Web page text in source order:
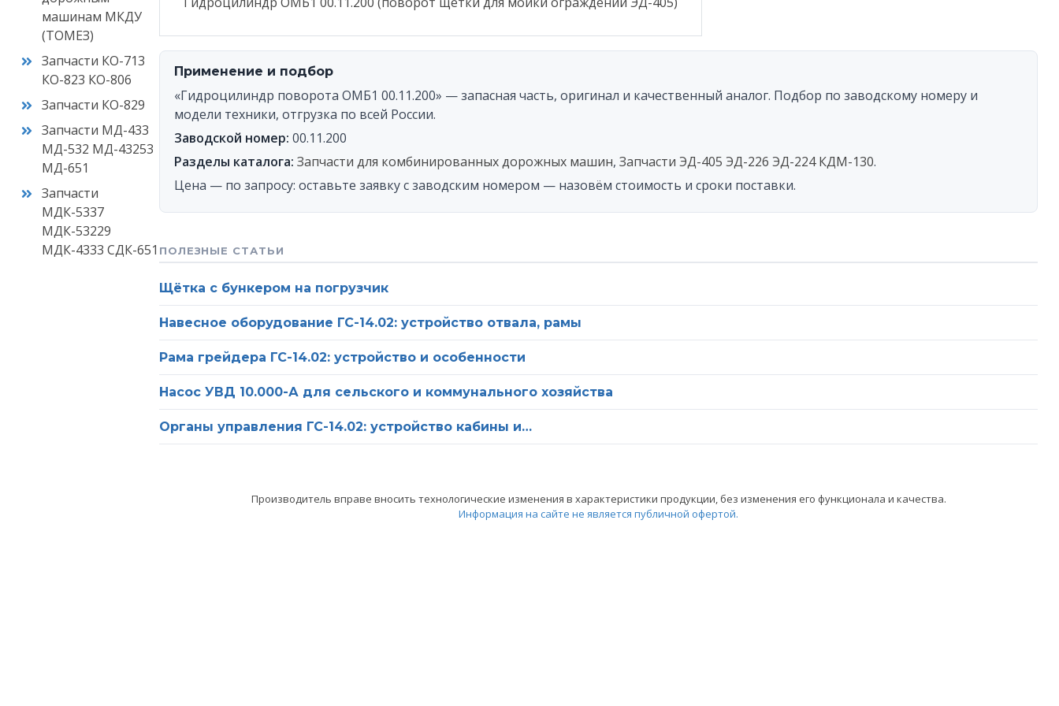
Ваш телефон
Оставьте это поле пустым.
персональных данных, а также сполитикой конфиденциальности
машинам МКДУ
(ТОМЕЗ)
Запчасти КО-713
КО-823 КО-806
Запчасти КО-829
Запчасти МД-433
МД-532 МД-43253
МД-651
Запчасти
МДК-5337
МДК-53229
МДК-4333 СДК-651
Применение и подбор
«Гидроцилиндр поворота ОМБ1 00.11.200» — запасная часть, оригинал и качественный аналог. Подбор по заводскому номеру и
модели техники, отгрузка по всей России.
Заводской номер: 00.11.200
Разделы каталога: Запчасти для комбинированных дорожных машин, Запчасти ЭД-405 ЭД-226 ЭД-224 КДМ-130.
Цена — по запросу: оставьте заявку с заводским номером — назовём стоимость и сроки поставки.
ПОЛЕЗНЫЕ СТАТЬИ
Щётка с бункером на погрузчик
Навесное оборудование ГС-14.02: устройство отвала, рамы
Рама грейдера ГС-14.02: устройство и особенности
Насос УВД 10.000-А для сельского и коммунального хозяйства
Органы управления ГС-14.02: устройство кабины и…
Производитель вправе вносить технологические изменения в характеристики продукции, без изменения его функционала и качества.
Информация на сайте не является публичной офертой.